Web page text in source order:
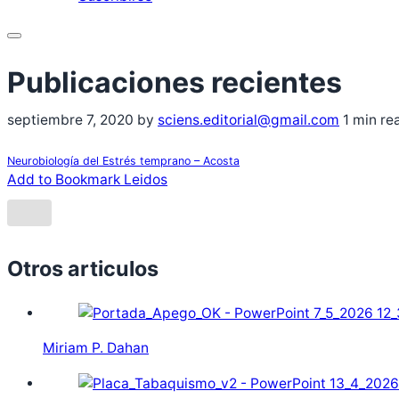
Menu
septiembre 7, 2020 by sciens.editorial@gmail.com 1 min
Neurobiología del Estrés temprano – Acosta
Add to Bookmark Leidos
Otros articulos
Miriam P. Dahan